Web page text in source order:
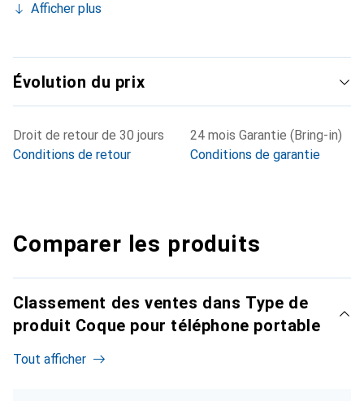
Afficher plus
Évolution du prix
Droit de retour de 30 jours
Conditions de retour
24 mois Garantie (Bring-in)
Conditions de garantie
Comparer les produits
Classement des ventes dans Type de
produit Coque pour téléphone portable
Tout afficher